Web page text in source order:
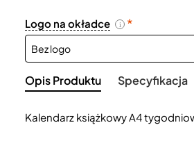
Logo na okładce i
Opis Produktu Specyfikacja
Kalendarz książkowy A4